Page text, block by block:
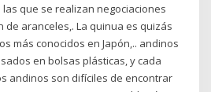
que se realizan negociaciones
de aranceles,. La quinua es quizás
más conocidos en Japón,.. andinos
en bolsas plásticas, y cada
andinos son difíciles de encontrar